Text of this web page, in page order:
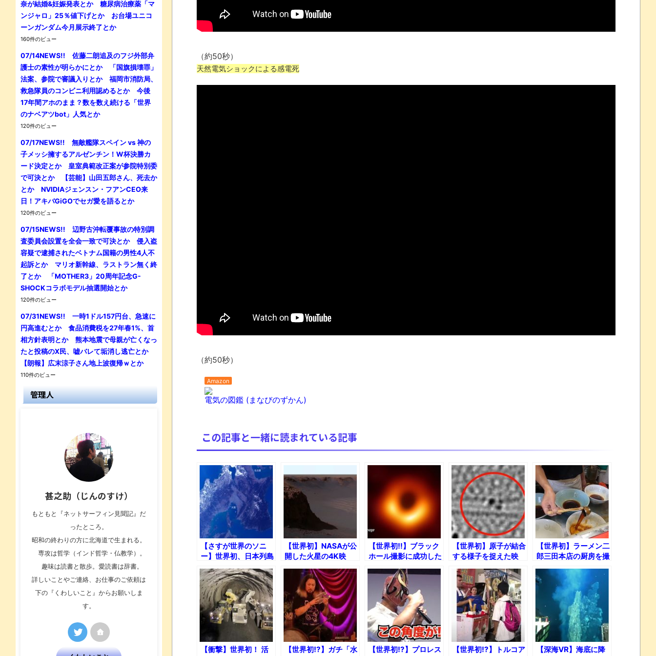
（約50秒）
天然電気ショックによる感電死
（約50秒）
Amazon
電気の図鑑 (まなびのずかん)
この記事と一緒に読まれている記事
【さすが世界のソニ
ー】世界初、日本列島
した映像!!
【世界初】NASAが公
開した火星の4K映
【世界初!!】ブラック
ホール撮影に成功した
映像
【世界初】原子が結合
する様子を捉えた映
【世界初】ラーメン二
郎三田本店の厨房を撮
【衝撃】世界初！ 活
【世界初!?】ガチ「水
【世界初!?】プロレス
【世界初!?】トルコア
【深海VR】海底に降
奈が結婚&妊娠発表とか 糖尿病治療薬「マ
ンジャロ」25％値下げとか お台場ユニコ
ーンガンダム今月展示終了とか
160件のビュー
07/14NEWS!! 佐藤二朗追及のフジ外部弁
護士の素性が明らかにとか 「国旗損壊罪」
法案、参院で審議入りとか 福岡市消防局、
救急隊員のコンビニ利用認めるとか 今後
17年間アホのまま？数を数え続ける「世界
のナベアツbot」人気とか
120件のビュー
07/17NEWS!! 無敵艦隊スペイン vs 神の
子メッシ擁するアルゼンチン！W杯決勝カ
ード決定とか 皇室典範改正案が参院特別委
で可決とか 【芸能】山田五郎さん、死去か
とか NVIDIAジェンスン・フアンCEO来
日！アキバGiGOでセガ愛を語るとか
120件のビュー
07/15NEWS!! 辺野古沖転覆事故の特別調
査委員会設置を全会一致で可決とか 侵入盗
容疑で逮捕されたベトナム国籍の男性4人不
起訴とか マリオ新幹線、ラストラン無く終
了とか 「MOTHER3」20周年記念G-
SHOCKコラボモデル抽選開始とか
120件のビュー
07/31NEWS!! 一時1ドル157円台、急速に
円高進むとか 食品消費税を27年春1%、首
相方針表明とか 熊本地震で母親が亡くなっ
たと投稿のX民、嘘バレて垢消し逃亡とか
【朗報】広末涼子さん地上波復帰ｗとか
110件のビュー
管理人
甚之助（じんのすけ）
もともと『ネットサーフィン見聞記』だ
ったところ。
昭和の終わりの方に北海道で生まれる。
専攻は哲学（インド哲学・仏教学）。
趣味は読書と散歩。愛読書は辞書。
詳しいことやご連絡、お仕事のご依頼は
下の『くわしいこと』からお願いしま
す。